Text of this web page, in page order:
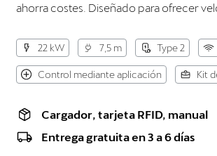
ahorra costes. Diseñado para ofrecer
22 kW 7,5 m Type 2
Control mediante aplicación Kit
Cargador, tarjeta RFID, manual
Entrega gratuita en 3 a 6 días